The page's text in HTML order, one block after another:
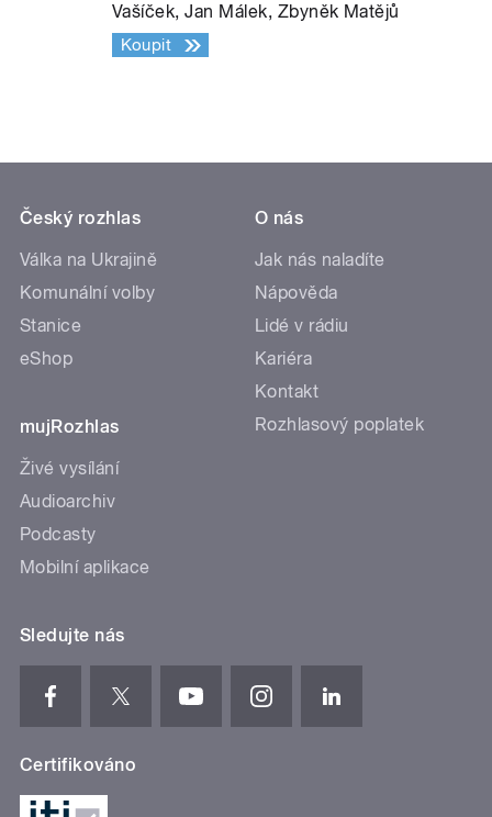
Vašíček, Jan Málek, Zbyněk Matějů
Koupit
Český rozhlas
Válka na Ukrajině
Komunální volby
Stanice
eShop
mujRozhlas
Živé vysílání
Audioarchiv
Podcasty
Mobilní aplikace
O nás
Jak nás naladíte
Nápověda
Lidé v rádiu
Kariéra
Kontakt
Rozhlasový poplatek
Sledujte nás
Certifikováno